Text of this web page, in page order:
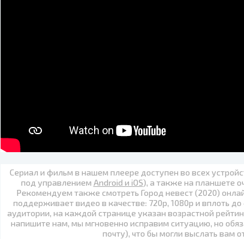
Сериал и фильм в нашем плеере доступен во всех
под управлением Android и iOS), а также на планшете
Рекомендуем также смотреть Город невест (2020)
поддерживает видео в качестве: 720p, 1080p и вплоть до
аудитории, на каждой странице указан возрастной
напишите нам, мы мгновенно исправим ситуацию, но
почту), что бы могли выслать вам